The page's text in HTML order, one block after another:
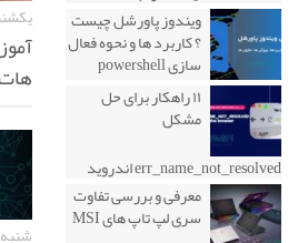
ویندوز پاورشل چیست
؟ کاربرد ها و نحوه فعال
سازی powershell
۱۱ راهکار برای حل
مشکل
err_name_not_resolved اندروید
معرفی و بررسی تفاوت
سری لپ تاپ های MSI
یکشنبه ۹
شنبه ۲۵ شهریور ۰۲